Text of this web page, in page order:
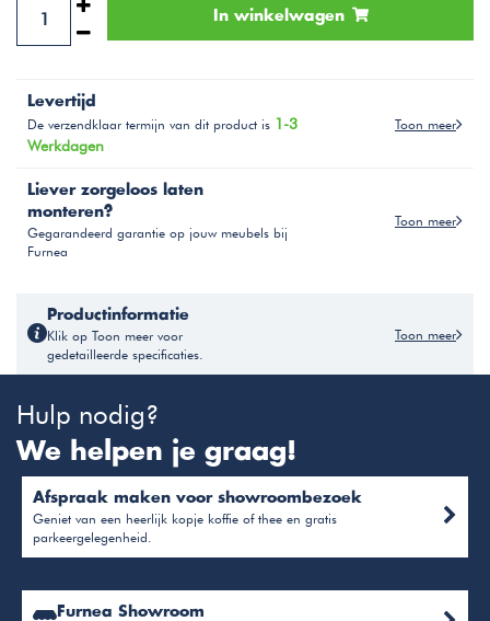
In winkelwagen
Levertijd
De verzendklaar termijn van dit product is 1-3
Werkdagen
Toon meer
Liever zorgeloos laten
monteren?
Gegarandeerd garantie op jouw meubels bij
Furnea
Toon meer
Productinformatie
Klik op Toon meer voor
gedetailleerde specificaties.
Toon meer
Hulp nodig?
We helpen je graag!
Afspraak maken voor showroombezoek
Geniet van een heerlijk kopje koffie of thee en gratis
parkeergelegenheid.
Furnea Showroom